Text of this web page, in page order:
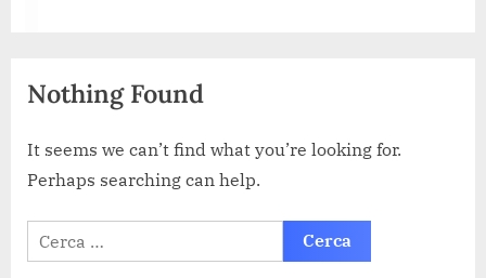
Nothing Found
It seems we can’t find what you’re looking for.
Perhaps searching can help.
Ricerca
per: